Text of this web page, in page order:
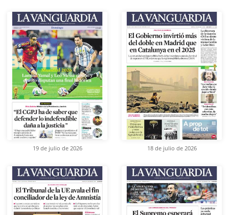
19 de julio de 2026 18 de julio de 2026